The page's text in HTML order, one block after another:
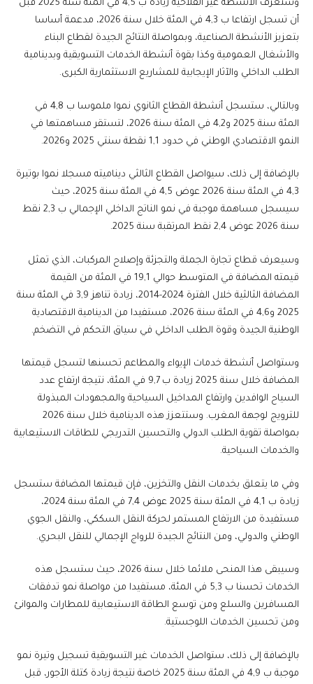
وستعرف الأنشطة غير الفلاحية زيادة ب 4,5 في المئة سنة 2025 قبل
أن تسجل ارتفاعا ب 4,3 في المئة خلال سنة 2026، مدعمة أساسا
بتعزيز الأنشطة الصناعية، وبمواصلة النتائج الجيدة لقطاع البناء
والأشغال العمومية وكذا بقوة أنشطة الخدمات التسويقية وبدينامية
الطلب الداخلي والآثار الإيجابية للمشاريع الاستثمارية الكبرى.
وبالتالي، ستسجل أنشطة القطاع الثانوي نموا ملموسا ب 4,8 في
المئة سنة 2025 و4,2 في المئة سنة 2026، لتستقر مساهمتها في
النمو الاقتصادي الوطني في حدود 1,1 نقطة سنتي 2025 و2026.
بالإضافة إلى ذلك، سيواصل القطاع الثالثي ديناميته مسجلا نموا بوتيرة
4,3 في المئة سنة 2026 عوض 4,5 في المئة سنة 2025، حيث
سيسجل مساهمة موجبة في نمو الناتج الداخلي الإجمالي ب 2,3 نقط
سنة 2026 عوض 2,4 نقط المرتقبة سنة 2025.
وسيعرف قطاع تجارة الجملة والتجزئة وإصلاح المركبات، الذي تمثل
قيمته المضافة في المتوسط حوالي 19,1 في المئة من القيمة
المضافة الثالثية خلال الفترة 2024-2014، زيادة تناهز 3,9 في المئة سنة
2025 و4,6 في المئة سنة 2026، مستفيدا من الدينامية الاقتصادية
الوطنية الجيدة وقوة الطلب الداخلي في سياق التحكم في التضخم.
وستواصل أنشطة خدمات الإيواء والمطاعم تحسنها لتسجل قيمتها
المضافة خلال سنة 2025 زيادة ب 9,7 في المئة، نتيجة ارتفاع عدد
السياح الوافدين وارتفاع المداخيل السياحية والمجهودات المبذولة
للترويج لوجهة المغرب. وستتعزز هذه الدينامية خلال سنة 2026
بمواصلة تقوية الطلب الدولي والتحسين التدريجي للطاقات الاستيعابية
والخدمات السياحية.
وفي ما يتعلق بخدمات النقل والتخزين، فإن قيمتها المضافة ستسجل
زيادة ب 4,1 في المئة سنة 2025 عوض 7,4 في المئة سنة 2024،
مستفيدة من الارتفاع المستمر لحركة النقل السككي، والنقل الجوي
الوطني والدولي، ومن النتائج الجيدة للرواج الإجمالي للنقل البحري.
وسيبقى هذا المنحى ملائما خلال سنة 2026، حيث ستسجل هذه
الخدمات تحسنا ب 5,3 في المئة، مستفيدا من مواصلة نمو تدفقات
المسافرين والسلع ومن توسع الطاقة الاستيعابية للمطارات والموانئ
ومن تحسين الخدمات اللوجستية.
بالإضافة إلى ذلك، ستواصل الخدمات غير التسويقية تسجيل وتيرة نمو
موجبة ب 4,9 في المئة سنة 2025 خاصة نتيجة زيادة كتلة الأجور، قبل